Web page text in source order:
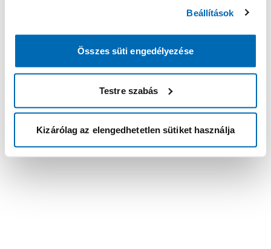
Beállítások
Összes süti engedélyezése
Testre szabás
Kizárólag az elengedhetetlen sütiket használja